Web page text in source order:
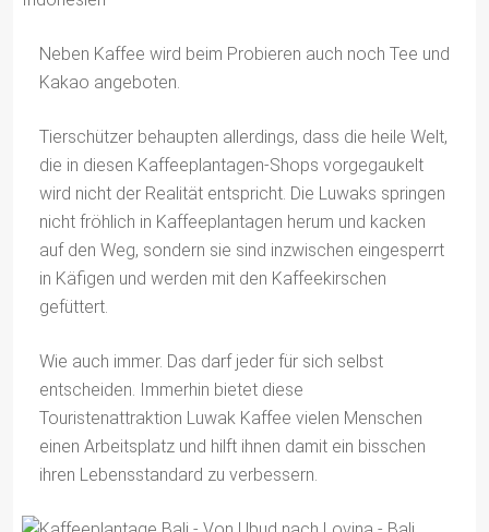
Neben Kaffee wird beim Probieren auch noch Tee und
Kakao angeboten.
Tierschützer behaupten allerdings, dass die heile Welt,
die in diesen Kaffeeplantagen-Shops vorgegaukelt
wird nicht der Realität entspricht. Die Luwaks springen
nicht fröhlich in Kaffeeplantagen herum und kacken
auf den Weg, sondern sie sind inzwischen eingesperrt
in Käfigen und werden mit den Kaffeekirschen
gefüttert.
Wie auch immer. Das darf jeder für sich selbst
entscheiden. Immerhin bietet diese
Touristenattraktion Luwak Kaffee vielen Menschen
einen Arbeitsplatz und hilft ihnen damit ein bisschen
ihren Lebensstandard zu verbessern.